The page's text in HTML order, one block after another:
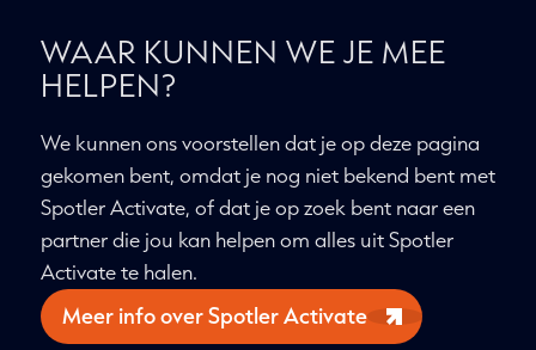
WAAR KUNNEN WE JE
We kunnen ons voorstellen dat je op deze
pagina gekomen bent, omdat je nog niet
bekend bent met Spotler Activate, of dat
je op zoek bent naar een partner die jou
kan helpen om alles uit Spotler Activate te